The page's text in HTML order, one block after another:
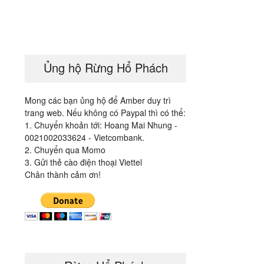
Ủng hộ Rừng Hổ Phách
Mong các bạn ủng hộ để Amber duy trì
trang web. Nếu không có Paypal thì có thể:
1. Chuyển khoản tới: Hoang Mai Nhung -
0021002033624 - Vietcombank.
2. Chuyển qua Momo
3. Gửi thẻ cào điện thoại Viettel
Chân thành cảm ơn!